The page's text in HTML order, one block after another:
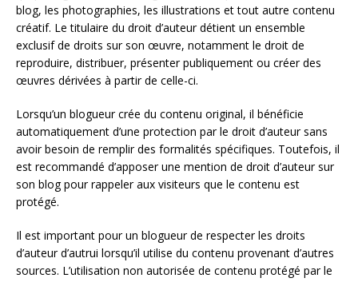
blog, les photographies, les illustrations et tout autre contenu
créatif. Le titulaire du droit d’auteur détient un ensemble
exclusif de droits sur son œuvre, notamment le droit de
reproduire, distribuer, présenter publiquement ou créer des
œuvres dérivées à partir de celle-ci.
Lorsqu’un blogueur crée du contenu original, il bénéficie
automatiquement d’une protection par le droit d’auteur sans
avoir besoin de remplir des formalités spécifiques. Toutefois, il
est recommandé d’apposer une mention de droit d’auteur sur
son blog pour rappeler aux visiteurs que le contenu est
protégé.
Il est important pour un blogueur de respecter les droits
d’auteur d’autrui lorsqu’il utilise du contenu provenant d’autres
sources. L’utilisation non autorisée de contenu protégé par le